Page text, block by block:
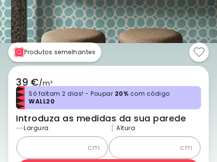
Produtos semelhantes
39 €/m²
Só faltam 2 dias! - Poupar 20% com código
WALL20
Introduza as medidas da sua parede
Largura
cm
Altura
cm